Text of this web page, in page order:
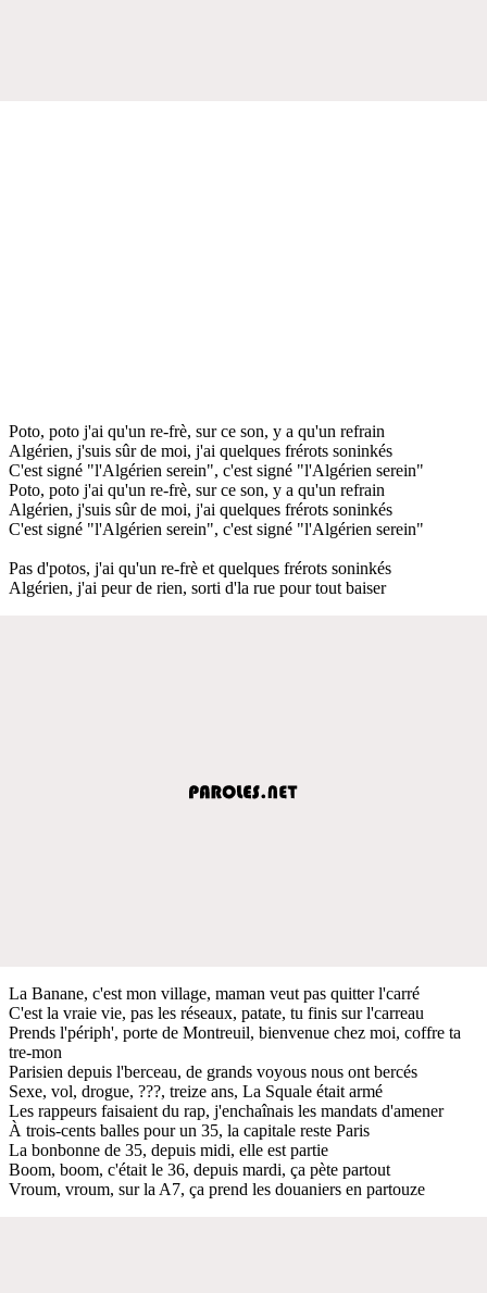
Poto, poto j'ai qu'un re-frè, sur ce son, y a qu'un refrain
Algérien, j'suis sûr de moi, j'ai quelques frérots soninkés
C'est signé "l'Algérien serein", c'est signé "l'Algérien serein"
Poto, poto j'ai qu'un re-frè, sur ce son, y a qu'un refrain
Algérien, j'suis sûr de moi, j'ai quelques frérots soninkés
C'est signé "l'Algérien serein", c'est signé "l'Algérien serein"
Pas d'potos, j'ai qu'un re-frè et quelques frérots soninkés
Algérien, j'ai peur de rien, sorti d'la rue pour tout baiser
La Banane, c'est mon village, maman veut pas quitter l'carré
C'est la vraie vie, pas les réseaux, patate, tu finis sur l'carreau
Prends l'périph', porte de Montreuil, bienvenue chez moi, coffre ta
tre-mon
Parisien depuis l'berceau, de grands voyous nous ont bercés
Sexe, vol, drogue, ???, treize ans, La Squale était armé
Les rappeurs faisaient du rap, j'enchaînais les mandats d'amener
À trois-cents balles pour un 35, la capitale reste Paris
La bonbonne de 35, depuis midi, elle est partie
Boom, boom, c'était le 36, depuis mardi, ça pète partout
Vroum, vroum, sur la A7, ça prend les douaniers en partouze